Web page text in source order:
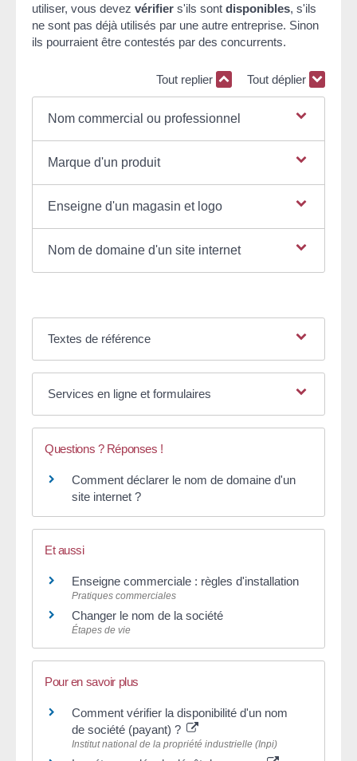
utiliser, vous devez vérifier s'ils sont disponibles, s'ils
ne sont pas déjà utilisés par une autre entreprise. Sinon
ils pourraient être contestés par des concurrents.
Tout replier Tout déplier
Nom commercial ou professionnel
Marque d'un produit
Enseigne d'un magasin et logo
Nom de domaine d'un site internet
Textes de référence
Services en ligne et formulaires
Questions ? Réponses !
Comment déclarer le nom de domaine d'un
site internet ?
Et aussi
Enseigne commerciale : règles d'installation
Pratiques commerciales
Changer le nom de la société
Étapes de vie
Pour en savoir plus
Comment vérifier la disponibilité d'un nom
de société (payant) ?
Institut national de la propriété industrielle (Inpi)